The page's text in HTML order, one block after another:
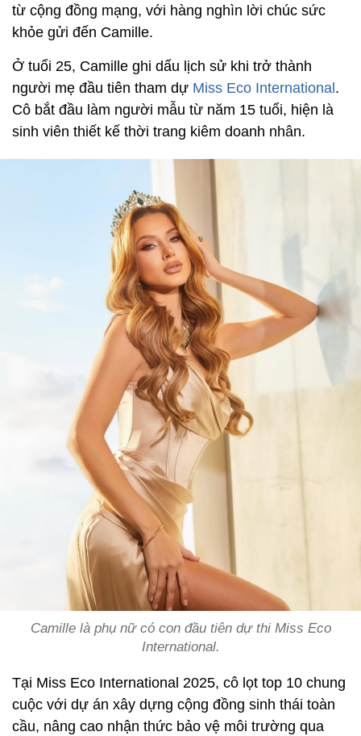
từ cộng đồng mạng, với hàng nghìn lời chúc sức
khỏe gửi đến Camille.
Ở tuổi 25, Camille ghi dấu lịch sử khi trở thành
người mẹ đầu tiên tham dự Miss Eco International .
Cô bắt đầu làm người mẫu từ năm 15 tuổi, hiện là
sinh viên thiết kế thời trang kiêm doanh nhân.
Camille là phụ nữ có con đầu tiên dự thi Miss Eco
International.
Tại Miss Eco International 2025, cô lọt top 10 chung
cuộc với dự án xây dựng cộng đồng sinh thái toàn
cầu, nâng cao nhận thức bảo vệ môi trường qua